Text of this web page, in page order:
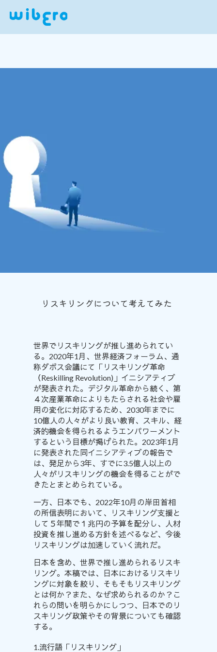
リスキリングについて考えてみた
世界でリスキリングが推し進められてい
る。2020年1月、世界経済フォーラム、通
称ダボス会議にて「リスキリング革命
（Reskilling Revolution)」イニシアティブ
が発表された。デジタル革命から続く、 第
４次産業革命によりもたらされる社会や雇
用の変化に対応するため、2030年までに
10億人の人々がより良い教育、スキル、経
済的機会を得られるようエンパワーメント
するという目標が掲げられた。2023年1月
に発表された同イニシアティブの報告で
は、発足から3年、すでに3.5億人以上の
人々がリスキリングの機会を得ることがで
きたと まとめ られている。
一方、日本でも、2022年10月の岸田首相
の所信表明において、リスキリング支援と
して５年間で１兆円の予算を配分し、人材
投資を推し進める方針を述べるなど、今後
リスキリングは加速していく流れだ。
日本を含め、世界で推し進められるリスキ
リング。本稿では、日本におけるリスキリ
ングに対象を絞り、そもそもリスキリング
とは何か？また、なぜ求められるのか？こ
れらの問いを明らかにしつつ、日本でのリ
スキリング政策やその背景についても確認
する。
1.流行語「リスキリング」